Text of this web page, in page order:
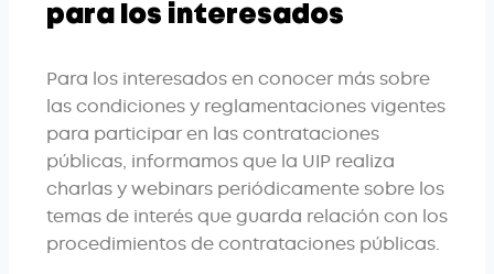
para los interesados
Para los interesados en conocer más sobre
las condiciones y reglamentaciones vigentes
para participar en las contrataciones
públicas, informamos que la UIP realiza
charlas y webinars periódicamente sobre los
temas de interés que guarda relación con los
procedimientos de contrataciones públicas.